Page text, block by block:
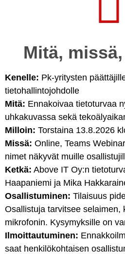
Mitä,
Kenelle: Pk-yritysten
tietohallintojohdolle
Mitä: Ennakoivaa tietoturvaa
uhkakuvassa sekä
Milloin: Torstaina 13.8.2026
Missä: Online, Teams
nimet näkyvät muille
Ketkä: Above IT Oy:n
Haapaniemi ja Mika
Osallistuminen: Tilaisuus
Osallistuja tarvitsee selaimen,
mikrofonin. Kysymyksille on
Ilmoittautuminen:
saat henkilökohtaisen